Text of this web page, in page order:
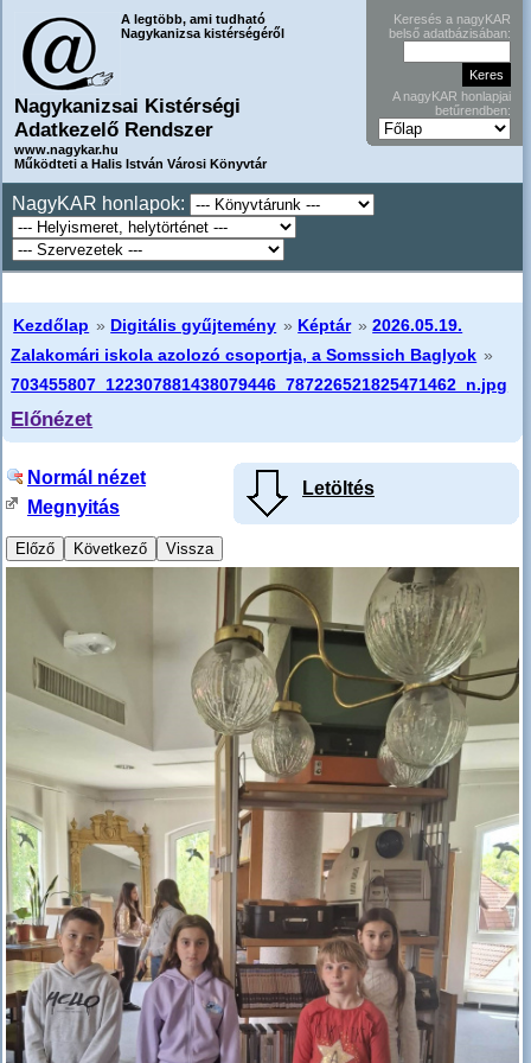
A legtöbb, ami tudható
Nagykanizsa kistérségéről
Nagykanizsai Kistérségi
Adatkezelő Rendszer
www.nagykar.hu
Működteti a Halis István Városi Könyvtár
Keresés a nagyKAR
belső adatbázisában:
A nagyKAR honlapjai
betűrendben:
NagyKAR honlapok:
Kezdőlap » Digitális gyűjtemény » Képtár »2026.05.19.
Zalakomári iskola azolozó csoportja, a Somssich Baglyok »
703455807_122307881438079446_787226521825471462_n.jpg
Előnézet
Letöltés
Normál nézet
Megnyitás